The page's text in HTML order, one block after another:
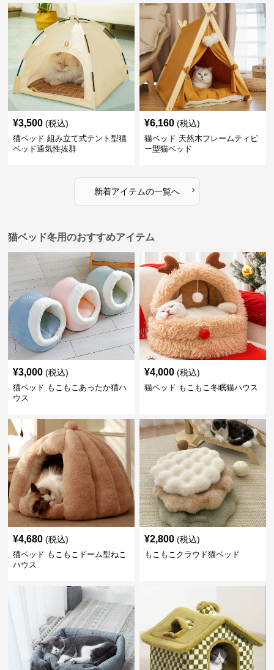
¥3,500 (税込)
猫ベッド 組み立て式テント型猫
ベッド通気性抜群
¥6,160 (税込)
猫ベッド 天然木フレームティピ
ー型猫ベッド
新着アイテムの一覧へ ›
猫ベッド冬用のおすすめアイテム
¥3,000 (税込)
猫ベッド もこもこあったか猫ハ
ウス
¥4,000 (税込)
猫ベッド もこもこ冬眠猫ハウス
¥4,680 (税込)
猫ベッド もこもこドーム型ねこ
ハウス
¥2,800 (税込)
もこもこクラウド猫ベッド